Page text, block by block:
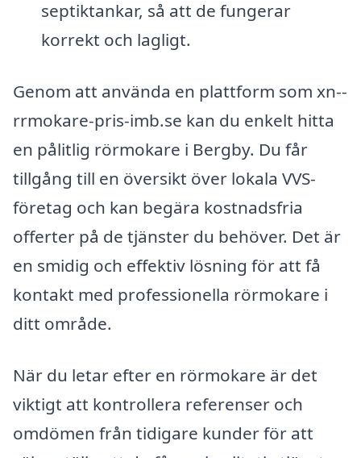
septiktankar, så att de fungerar
korrekt och lagligt.
Genom att använda en plattform som xn--
rrmokare-pris-imb.se kan du enkelt hitta
en pålitlig rörmokare i Bergby. Du får
tillgång till en översikt över lokala VVS-
företag och kan begära kostnadsfria
offerter på de tjänster du behöver. Det är
en smidig och effektiv lösning för att få
kontakt med professionella rörmokare i
ditt område.
När du letar efter en rörmokare är det
viktigt att kontrollera referenser och
omdömen från tidigare kunder för att